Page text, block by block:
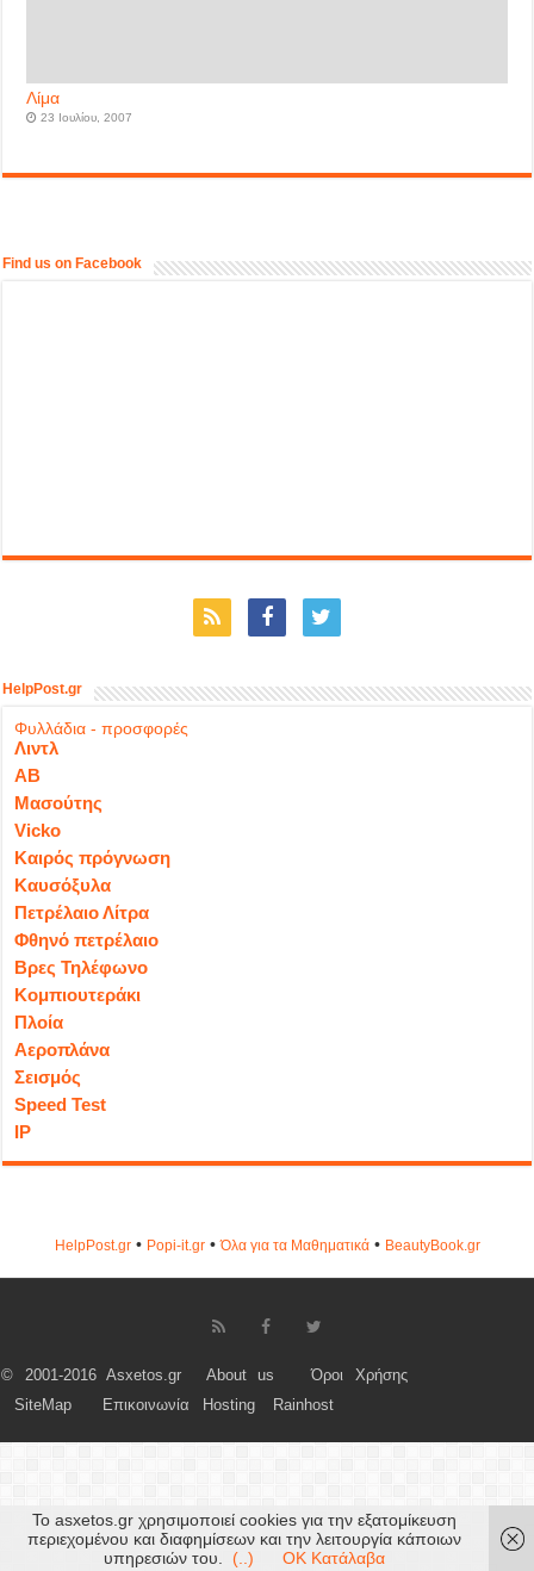
Λίμα
23 Ιουλίου, 2007
Find us on Facebook
HelpPost.gr
Φυλλάδια - προσφορές
Λιντλ
ΑΒ
Μασούτης
Vicko
Καιρός πρόγνωση
Καυσόξυλα
Πετρέλαιο Λίτρα
Φθηνό πετρέλαιο
Βρες Τηλέφωνο
Κομπιουτεράκι
Πλοία
Αεροπλάνα
Σεισμός
Speed Test
IP
HelpPost.gr• Popi-it.gr•Όλα για τα Μαθηματικά• ΒeautyΒook.gr
© 2001-2016 Asxetos.gr About us
Όροι Χρήσης
SiteMap
Επικοινωνία Hosting Rainhost
Το asxetos.gr χρησιμοποιεί cookies για την εξατομίκευση
περιεχομένου και διαφημίσεων και την λειτουργία κάποιων
υπηρεσιών του.
(..) OK Κατάλαβα